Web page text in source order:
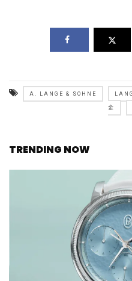
A. LANGE & SOHNE
金
TRENDING NOW